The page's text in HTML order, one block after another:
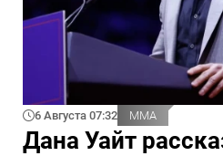
6 Августа 07:32 ММА
Дана Уайт